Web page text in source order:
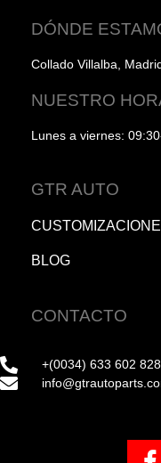
DÓNDE
Collado Villalba,
NUESTRO
Lunes a viernes:
GTR AUTO
BLOG
CONTACTO
+(0034) 633 602 828